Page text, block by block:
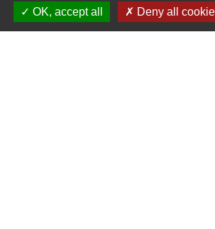
Signaler une erreur
OK, accept all
Deny all